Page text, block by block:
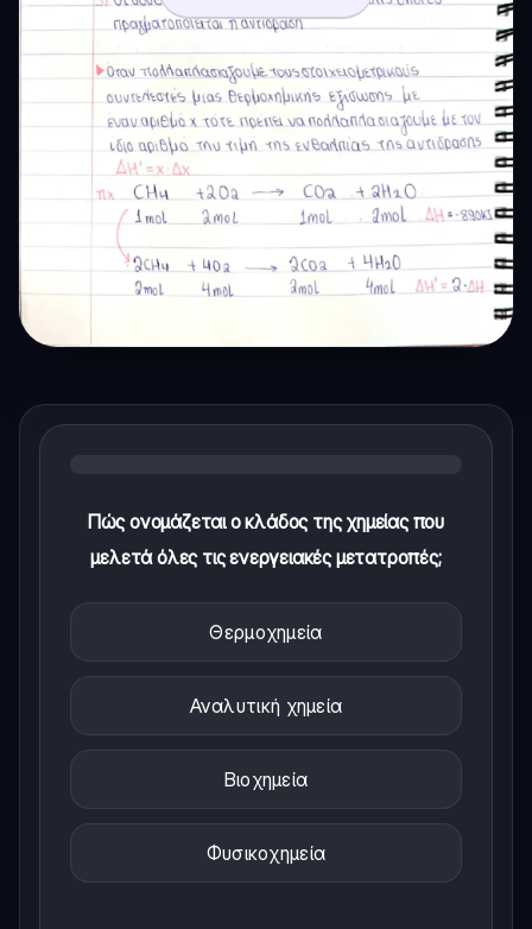
Πώς ονομάζεται ο κλάδος της χημείας που
μελετά όλες τις ενεργειακές μετατροπές;
Θερμοχημεία
Αναλυτική χημεία
Βιοχημεία
Φυσικοχημεία